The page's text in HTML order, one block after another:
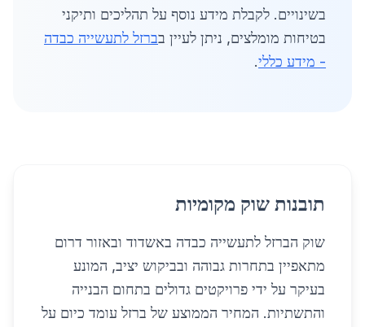
בשינויים. לקבלת מידע נוסף על תהליכים ותיקני
בטיחות מומלצים, ניתן לעיין בברזל לתעשייה כבדה
- מידע כללי.
תובנות שוק מקומיות
שוק הברזל לתעשייה כבדה באשדוד ובאזור דרום
מתאפיין בתחרות גבוהה ובביקוש יציב, המונע
בעיקר על ידי פרויקטים גדולים בתחום הבנייה
והתשתיות. המחיר הממוצע של ברזל עומד כיום על